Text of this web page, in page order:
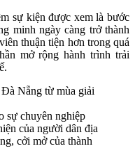
sự kiện được xem là bước
minh ngày càng trở thành
thuận tiện hơn trong quá
mở rộng hành trình trải
sự chuyên nghiệp
của người dân địa
cởi mở của thành